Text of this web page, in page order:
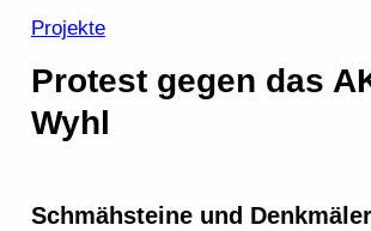
Projekte
Protest gegen das
Wyhl
Schmähsteine und Denkmäler